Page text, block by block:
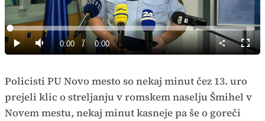
Predvajaj
PredvajajTiho Current
0:00 / Duration
0:00
Loaded:
0%
način
Policisti PU Novo mesto so nekaj minut čez 13. uro
prejeli klic o streljanju v romskem naselju Šmihel v
Novem mestu, nekaj minut kasneje pa še o goreči